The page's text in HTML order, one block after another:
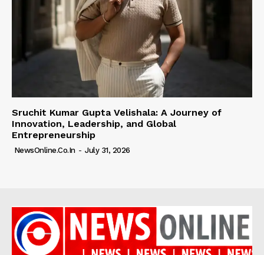
Sruchit Kumar Gupta Velishala: A Journey of
Innovation, Leadership, and Global
Entrepreneurship
NewsOnline.co.in - July 31, 2026